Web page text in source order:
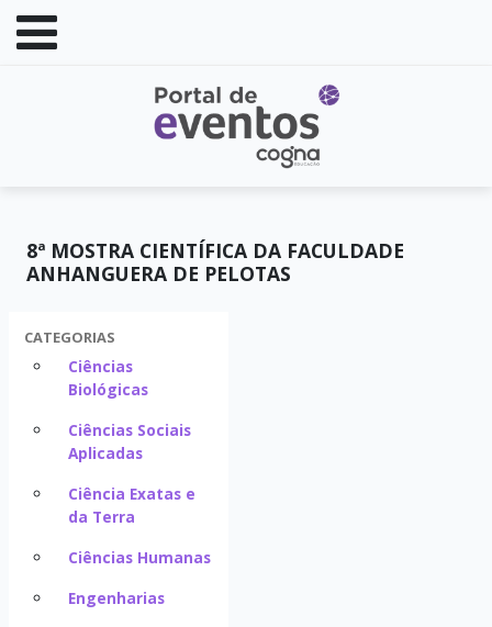
8ª MOSTRA CIENTÍFICA DA FACULDADE
ANHANGUERA DE PELOTAS
CATEGORIAS
Ciências
Biológicas
Ciências Sociais
Aplicadas
Ciência Exatas e
da Terra
Ciências Humanas
Engenharias